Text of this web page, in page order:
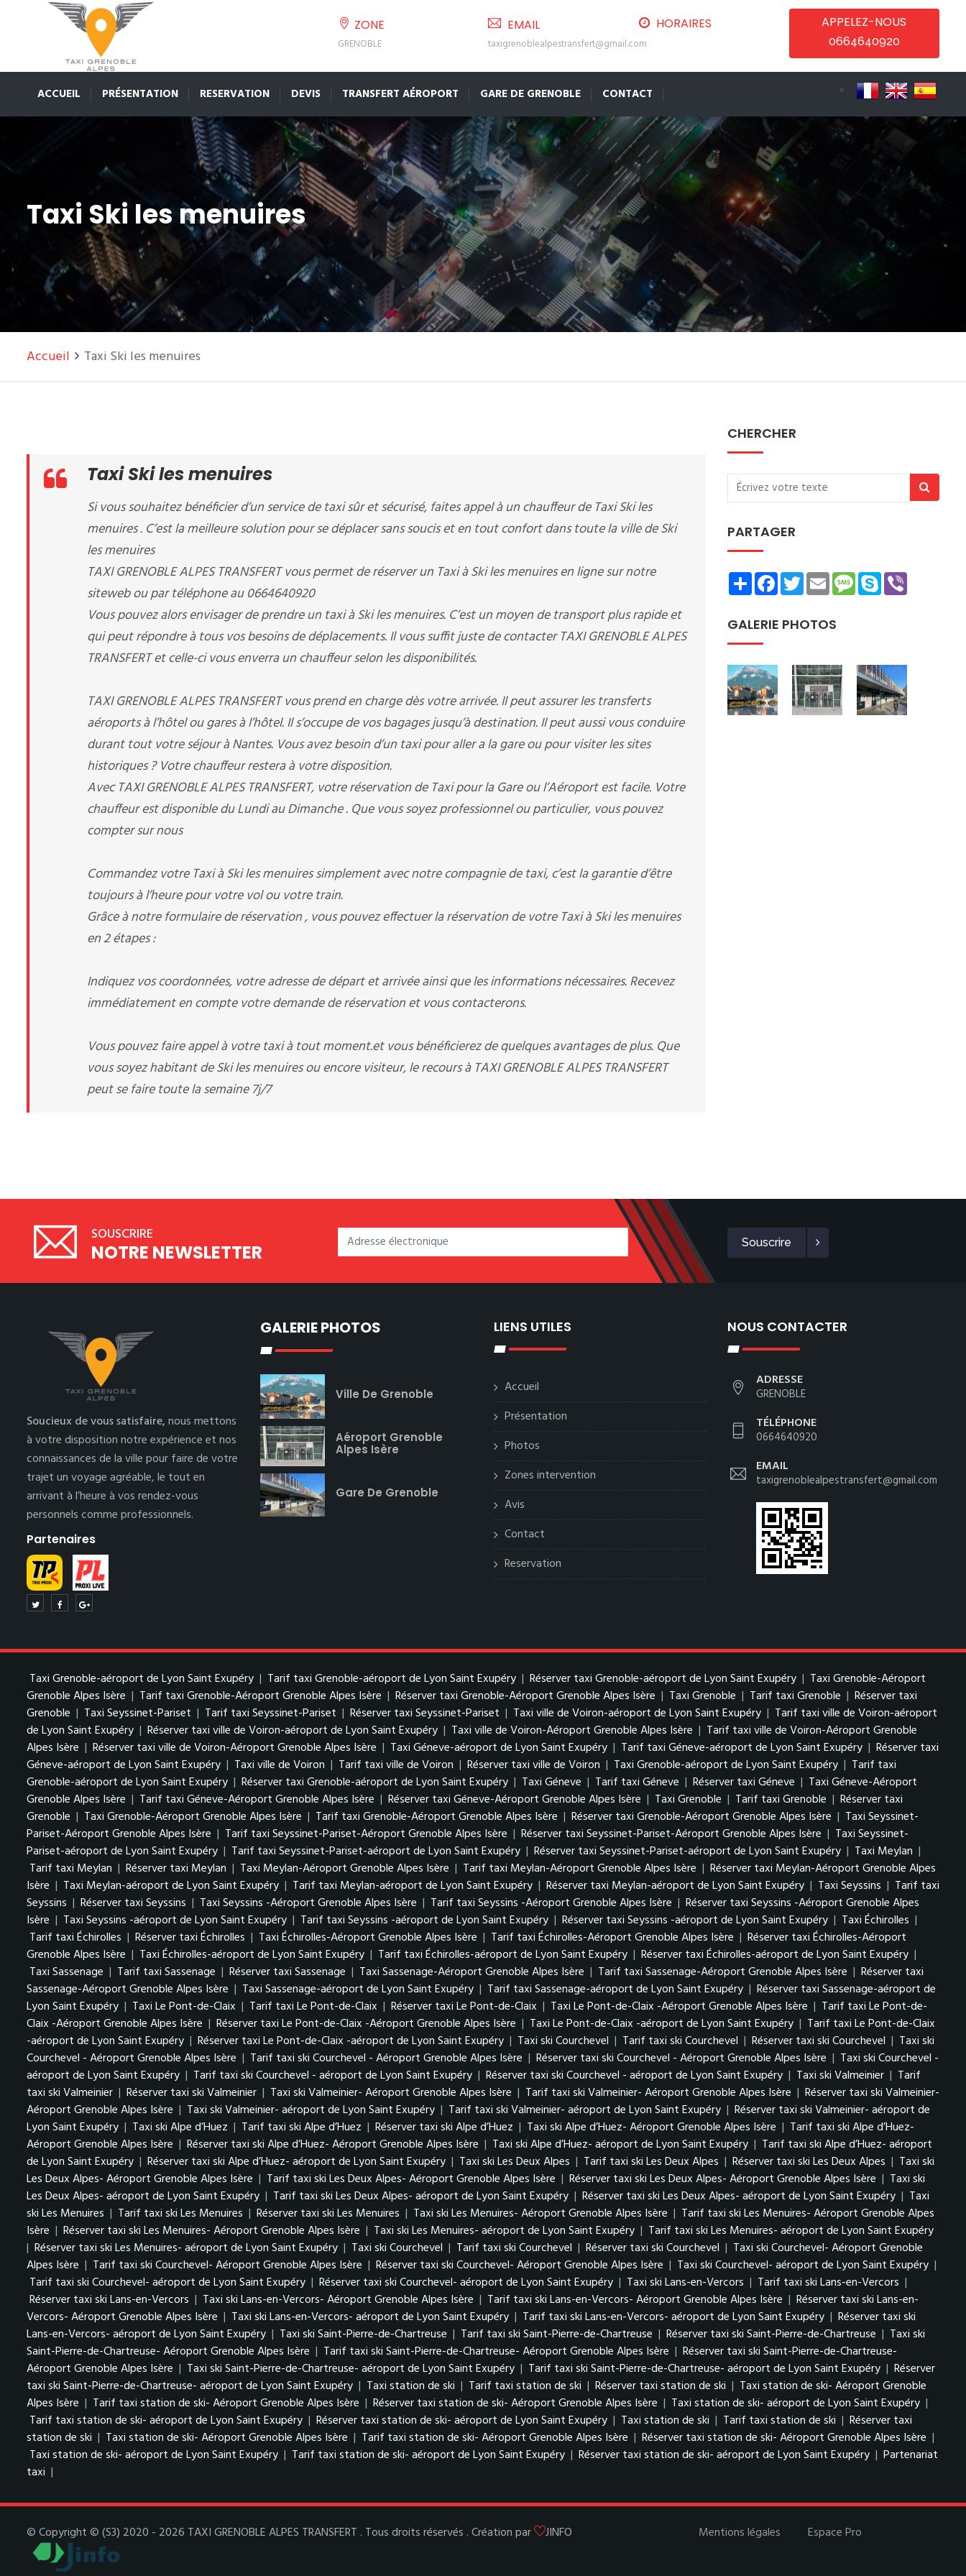
ZONE
GRENOBLE
EMAIL
taxigrenoblealpestransfert@gmail.com
HORAIRES APPELEZ-NOUS
0664640920
ACCUEIL PRÉSENTATION RESERVATION DEVIS TRANSFERT AÉROPORT GARE DE GRENOBLE CONTACT
Taxi Ski les menuires
Accueil Taxi Ski les menuires
Taxi Ski les menuires
Si vous souhaitez bénéficier d’un service de taxi sûr et sécurisé, faites appel à un chauffeur de Taxi Ski les
menuires . C’est la meilleure solution pour se déplacer sans soucis et en tout confort dans toute la ville de Ski
les menuires
TAXI GRENOBLE ALPES TRANSFERT vous permet de réserver un Taxi à Ski les menuires en ligne sur notre
siteweb ou par téléphone au 0664640920
Vous pouvez alors envisager de prendre un taxi à Ski les menuires. C’est un moyen de transport plus rapide et
qui peut répondre à tous vos besoins de déplacements. Il vous suffit juste de contacter TAXI GRENOBLE ALPES
TRANSFERT et celle-ci vous enverra un chauffeur selon les disponibilités.
TAXI GRENOBLE ALPES TRANSFERT vous prend en charge dès votre arrivée. Il peut assurer les transferts
aéroports à l’hôtel ou gares à l’hôtel. Il s’occupe de vos bagages jusqu’à destination. Il peut aussi vous conduire
durant tout votre séjour à Nantes. Vous avez besoin d’un taxi pour aller a la gare ou pour visiter les sites
historiques ? Votre chauffeur restera à votre disposition.
Avec TAXI GRENOBLE ALPES TRANSFERT, votre réservation de Taxi pour la Gare ou l’Aéroport est facile. Votre
chauffeur est disponible du Lundi au Dimanche . Que vous soyez professionnel ou particulier, vous pouvez
compter sur nous
Commandez votre Taxi à Ski les menuires simplement avec notre compagnie de taxi, c’est la garantie d’être
toujours à l’heure pour votre vol ou votre train.
Grâce à notre formulaire de réservation , vous pouvez effectuer la réservation de votre Taxi à Ski les menuires
en 2 étapes :
Indiquez vos coordonnées, votre adresse de départ et arrivée ainsi que les informations nécessaires. Recevez
immédiatement en compte votre demande de réservation et vous contacterons.
Vous pouvez faire appel à votre taxi à tout moment.et vous bénéficierez de quelques avantages de plus. Que
vous soyez habitant de Ski les menuires ou encore visiteur, le recours à TAXI GRENOBLE ALPES TRANSFERT
peut se faire toute la semaine 7j/7
CHERCHER
PARTAGER
ShareFacebookTwitterEmailMessage
Skype
GALERIE PHOTOS
SOUSCRIRE
NOTRE NEWSLETTER Souscrire
Soucieux de vous satisfaire,nous mettons
à votre disposition notre expérience et nos
connaissances de la ville pour faire de votre
trajet un voyage agréable, le tout en
arrivant à l’heure à vos rendez-vous
personnels comme professionnels.
Partenaires
GALERIE PHOTOS
Ville De Grenoble
Aéroport Grenoble
Alpes Isère
Gare De Grenoble
LIENS UTILES
Accueil
Présentation
Photos
Zones intervention
Avis
Contact
Reservation
NOUS CONTACTER
ADRESSE
GRENOBLE
TÉLÉPHONE
0664640920
EMAIL
taxigrenoblealpestransfert@gmail.com
Taxi Grenoble-aéroport de Lyon Saint Exupéry | Tarif taxi Grenoble-aéroport de Lyon Saint Exupéry | Réserver taxi Grenoble-aéroport de Lyon Saint Exupéry | Taxi Grenoble-Aéroport
Grenoble Alpes Isère | Tarif taxi Grenoble-Aéroport Grenoble Alpes Isère | Réserver taxi Grenoble-Aéroport Grenoble Alpes Isère | Taxi Grenoble | Tarif taxi Grenoble | Réserver taxi
Grenoble | Taxi Seyssinet-Pariset | Tarif taxi Seyssinet-Pariset | Réserver taxi Seyssinet-Pariset | Taxi ville de Voiron-aéroport de Lyon Saint Exupéry | Tarif taxi ville de Voiron-aéroport
de Lyon Saint Exupéry | Réserver taxi ville de Voiron-aéroport de Lyon Saint Exupéry | Taxi ville de Voiron-Aéroport Grenoble Alpes Isère | Tarif taxi ville de Voiron-Aéroport Grenoble
Alpes Isère | Réserver taxi ville de Voiron-Aéroport Grenoble Alpes Isère | Taxi Géneve-aéroport de Lyon Saint Exupéry | Tarif taxi Géneve-aéroport de Lyon Saint Exupéry | Réserver taxi
Géneve-aéroport de Lyon Saint Exupéry | Taxi ville de Voiron | Tarif taxi ville de Voiron | Réserver taxi ville de Voiron | Taxi Grenoble-aéroport de Lyon Saint Exupéry | Tarif taxi
Grenoble-aéroport de Lyon Saint Exupéry | Réserver taxi Grenoble-aéroport de Lyon Saint Exupéry | Taxi Géneve | Tarif taxi Géneve | Réserver taxi Géneve | Taxi Géneve-Aéroport
Grenoble Alpes Isère | Tarif taxi Géneve-Aéroport Grenoble Alpes Isère | Réserver taxi Géneve-Aéroport Grenoble Alpes Isère | Taxi Grenoble | Tarif taxi Grenoble | Réserver taxi
Grenoble | Taxi Grenoble-Aéroport Grenoble Alpes Isère | Tarif taxi Grenoble-Aéroport Grenoble Alpes Isère | Réserver taxi Grenoble-Aéroport Grenoble Alpes Isère | Taxi Seyssinet-
Pariset-Aéroport Grenoble Alpes Isère | Tarif taxi Seyssinet-Pariset-Aéroport Grenoble Alpes Isère | Réserver taxi Seyssinet-Pariset-Aéroport Grenoble Alpes Isère | Taxi Seyssinet-
Pariset-aéroport de Lyon Saint Exupéry | Tarif taxi Seyssinet-Pariset-aéroport de Lyon Saint Exupéry | Réserver taxi Seyssinet-Pariset-aéroport de Lyon Saint Exupéry | Taxi Meylan |
Tarif taxi Meylan | Réserver taxi Meylan | Taxi Meylan-Aéroport Grenoble Alpes Isère | Tarif taxi Meylan-Aéroport Grenoble Alpes Isère | Réserver taxi Meylan-Aéroport Grenoble Alpes
Isère | Taxi Meylan-aéroport de Lyon Saint Exupéry | Tarif taxi Meylan-aéroport de Lyon Saint Exupéry | Réserver taxi Meylan-aéroport de Lyon Saint Exupéry | Taxi Seyssins | Tarif taxi
Seyssins | Réserver taxi Seyssins | Taxi Seyssins -Aéroport Grenoble Alpes Isère | Tarif taxi Seyssins -Aéroport Grenoble Alpes Isère | Réserver taxi Seyssins -Aéroport Grenoble Alpes
Isère | Taxi Seyssins -aéroport de Lyon Saint Exupéry | Tarif taxi Seyssins -aéroport de Lyon Saint Exupéry | Réserver taxi Seyssins -aéroport de Lyon Saint Exupéry | Taxi Échirolles |
Tarif taxi Échirolles | Réserver taxi Échirolles | Taxi Échirolles-Aéroport Grenoble Alpes Isère | Tarif taxi Échirolles-Aéroport Grenoble Alpes Isère | Réserver taxi Échirolles-Aéroport
Grenoble Alpes Isère | Taxi Échirolles-aéroport de Lyon Saint Exupéry | Tarif taxi Échirolles-aéroport de Lyon Saint Exupéry | Réserver taxi Échirolles-aéroport de Lyon Saint Exupéry |
Taxi Sassenage | Tarif taxi Sassenage | Réserver taxi Sassenage | Taxi Sassenage-Aéroport Grenoble Alpes Isère | Tarif taxi Sassenage-Aéroport Grenoble Alpes Isère | Réserver taxi
Sassenage-Aéroport Grenoble Alpes Isère | Taxi Sassenage-aéroport de Lyon Saint Exupéry | Tarif taxi Sassenage-aéroport de Lyon Saint Exupéry | Réserver taxi Sassenage-aéroport de
Lyon Saint Exupéry | Taxi Le Pont-de-Claix | Tarif taxi Le Pont-de-Claix | Réserver taxi Le Pont-de-Claix | Taxi Le Pont-de-Claix -Aéroport Grenoble Alpes Isère | Tarif taxi Le Pont-de-
Claix -Aéroport Grenoble Alpes Isère | Réserver taxi Le Pont-de-Claix -Aéroport Grenoble Alpes Isère | Taxi Le Pont-de-Claix -aéroport de Lyon Saint Exupéry | Tarif taxi Le Pont-de-Claix
-aéroport de Lyon Saint Exupéry | Réserver taxi Le Pont-de-Claix -aéroport de Lyon Saint Exupéry | Taxi ski Courchevel | Tarif taxi ski Courchevel | Réserver taxi ski Courchevel | Taxi ski
Courchevel - Aéroport Grenoble Alpes Isère | Tarif taxi ski Courchevel - Aéroport Grenoble Alpes Isère | Réserver taxi ski Courchevel - Aéroport Grenoble Alpes Isère | Taxi ski Courchevel -
aéroport de Lyon Saint Exupéry | Tarif taxi ski Courchevel - aéroport de Lyon Saint Exupéry | Réserver taxi ski Courchevel - aéroport de Lyon Saint Exupéry | Taxi ski Valmeinier | Tarif
taxi ski Valmeinier | Réserver taxi ski Valmeinier | Taxi ski Valmeinier- Aéroport Grenoble Alpes Isère | Tarif taxi ski Valmeinier- Aéroport Grenoble Alpes Isère | Réserver taxi ski Valmeinier-
Aéroport Grenoble Alpes Isère | Taxi ski Valmeinier- aéroport de Lyon Saint Exupéry | Tarif taxi ski Valmeinier- aéroport de Lyon Saint Exupéry | Réserver taxi ski Valmeinier- aéroport de
Lyon Saint Exupéry | Taxi ski Alpe d’Huez | Tarif taxi ski Alpe d’Huez | Réserver taxi ski Alpe d’Huez | Taxi ski Alpe d’Huez- Aéroport Grenoble Alpes Isère | Tarif taxi ski Alpe d’Huez-
Aéroport Grenoble Alpes Isère | Réserver taxi ski Alpe d’Huez- Aéroport Grenoble Alpes Isère | Taxi ski Alpe d’Huez- aéroport de Lyon Saint Exupéry | Tarif taxi ski Alpe d’Huez- aéroport
de Lyon Saint Exupéry | Réserver taxi ski Alpe d’Huez- aéroport de Lyon Saint Exupéry | Taxi ski Les Deux Alpes | Tarif taxi ski Les Deux Alpes | Réserver taxi ski Les Deux Alpes | Taxi ski
Les Deux Alpes- Aéroport Grenoble Alpes Isère | Tarif taxi ski Les Deux Alpes- Aéroport Grenoble Alpes Isère | Réserver taxi ski Les Deux Alpes- Aéroport Grenoble Alpes Isère | Taxi ski
Les Deux Alpes- aéroport de Lyon Saint Exupéry | Tarif taxi ski Les Deux Alpes- aéroport de Lyon Saint Exupéry | Réserver taxi ski Les Deux Alpes- aéroport de Lyon Saint Exupéry | Taxi
ski Les Menuires | Tarif taxi ski Les Menuires | Réserver taxi ski Les Menuires | Taxi ski Les Menuires- Aéroport Grenoble Alpes Isère | Tarif taxi ski Les Menuires- Aéroport Grenoble Alpes
Isère | Réserver taxi ski Les Menuires- Aéroport Grenoble Alpes Isère | Taxi ski Les Menuires- aéroport de Lyon Saint Exupéry | Tarif taxi ski Les Menuires- aéroport de Lyon Saint Exupéry
| Réserver taxi ski Les Menuires- aéroport de Lyon Saint Exupéry | Taxi ski Courchevel | Tarif taxi ski Courchevel | Réserver taxi ski Courchevel | Taxi ski Courchevel- Aéroport Grenoble
Alpes Isère | Tarif taxi ski Courchevel- Aéroport Grenoble Alpes Isère | Réserver taxi ski Courchevel- Aéroport Grenoble Alpes Isère | Taxi ski Courchevel- aéroport de Lyon Saint Exupéry |
Tarif taxi ski Courchevel- aéroport de Lyon Saint Exupéry | Réserver taxi ski Courchevel- aéroport de Lyon Saint Exupéry | Taxi ski Lans-en-Vercors | Tarif taxi ski Lans-en-Vercors |
Réserver taxi ski Lans-en-Vercors | Taxi ski Lans-en-Vercors- Aéroport Grenoble Alpes Isère | Tarif taxi ski Lans-en-Vercors- Aéroport Grenoble Alpes Isère | Réserver taxi ski Lans-en-
Vercors- Aéroport Grenoble Alpes Isère | Taxi ski Lans-en-Vercors- aéroport de Lyon Saint Exupéry | Tarif taxi ski Lans-en-Vercors- aéroport de Lyon Saint Exupéry | Réserver taxi ski
Lans-en-Vercors- aéroport de Lyon Saint Exupéry | Taxi ski Saint-Pierre-de-Chartreuse | Tarif taxi ski Saint-Pierre-de-Chartreuse | Réserver taxi ski Saint-Pierre-de-Chartreuse | Taxi ski
Saint-Pierre-de-Chartreuse- Aéroport Grenoble Alpes Isère | Tarif taxi ski Saint-Pierre-de-Chartreuse- Aéroport Grenoble Alpes Isère | Réserver taxi ski Saint-Pierre-de-Chartreuse-
Aéroport Grenoble Alpes Isère | Taxi ski Saint-Pierre-de-Chartreuse- aéroport de Lyon Saint Exupéry | Tarif taxi ski Saint-Pierre-de-Chartreuse- aéroport de Lyon Saint Exupéry | Réserver
taxi ski Saint-Pierre-de-Chartreuse- aéroport de Lyon Saint Exupéry | Taxi station de ski | Tarif taxi station de ski | Réserver taxi station de ski | Taxi station de ski- Aéroport Grenoble
Alpes Isère | Tarif taxi station de ski- Aéroport Grenoble Alpes Isère | Réserver taxi station de ski- Aéroport Grenoble Alpes Isère | Taxi station de ski- aéroport de Lyon Saint Exupéry |
Tarif taxi station de ski- aéroport de Lyon Saint Exupéry | Réserver taxi station de ski- aéroport de Lyon Saint Exupéry | Taxi station de ski | Tarif taxi station de ski | Réserver taxi
station de ski | Taxi station de ski- Aéroport Grenoble Alpes Isère | Tarif taxi station de ski- Aéroport Grenoble Alpes Isère | Réserver taxi station de ski- Aéroport Grenoble Alpes Isère |
Taxi station de ski- aéroport de Lyon Saint Exupéry | Tarif taxi station de ski- aéroport de Lyon Saint Exupéry | Réserver taxi station de ski- aéroport de Lyon Saint Exupéry | Partenariat
taxi |
© Copyright © (S3) 2020 - 2026 TAXI GRENOBLE ALPES TRANSFERT . Tous droits réservés . Création par JINFO Mentions légales Espace Pro